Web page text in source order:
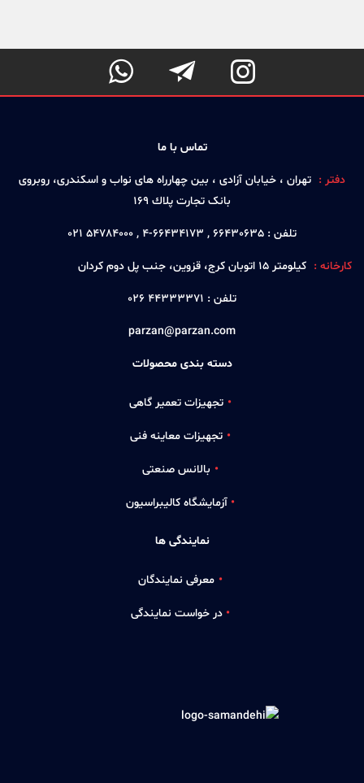



تماس با ما
دفتر : تهران ، خيابان آزادی ، بين چهارراه های نواب و اسكندری، روبروی
بانک تجارت پلاك 169
تلفن : 66430635 , 66434173-4 , 54784000 021
کارخانه : كيلومتر 15 اتوبان كرج، قزوين، جنب پل دوم كردان
تلفن : 44333371 026
parzan@parzan.com
دسته بندی محصولات
تجهیزات تعمیر گاهی
تجهیزات معاینه فنی
بالانس صنعتی
آزمایشگاه کالیبراسیون
نمایندگی ها
معرفی نمایندگان
در خواست نمایندگی